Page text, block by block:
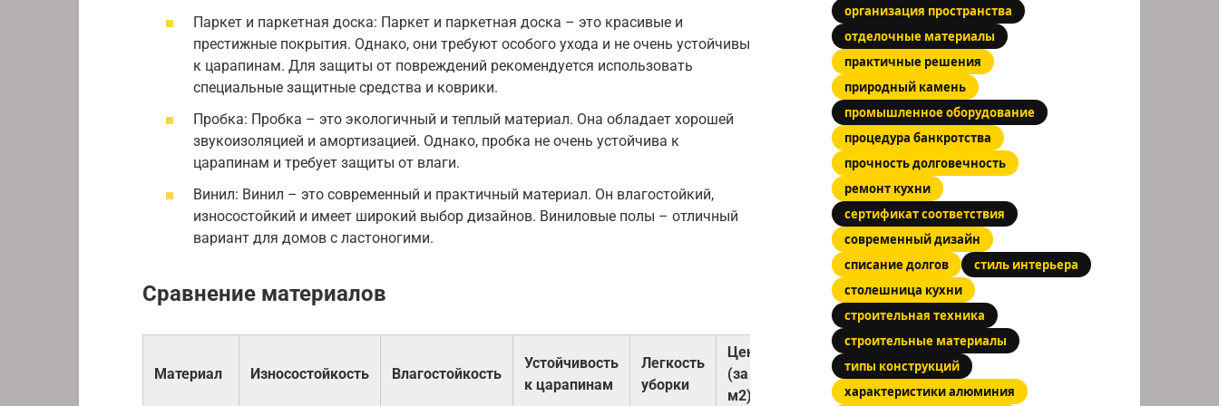
Паркет и паркетная доска: Паркет и паркетная доска – это красивые и
престижные покрытия. Однако, они требуют особого ухода и не очень устойчивы
к царапинам. Для защиты от повреждений рекомендуется использовать
специальные защитные средства и коврики.
Пробка: Пробка – это экологичный и теплый материал. Она обладает хорошей
звукоизоляцией и амортизацией. Однако, пробка не очень устойчива к
царапинам и требует защиты от влаги.
Винил: Винил – это современный и практичный материал. Он влагостойкий,
износостойкий и имеет широкий выбор дизайнов. Виниловые полы – отличный
вариант для домов с ластоногими.
Сравнение материалов
Материал Износостойкость Влагостойкость
Устойчивость
к царапинам
Легкость
уборки
Цена
(за
м2)
организация пространства
отделочные материалы
практичные решения
природный камень
промышленное оборудование
процедура банкротства
прочность долговечность
ремонт кухни
сертификат соответствия
современный дизайн
списание долгов
стиль интерьера
столешница кухни
строительная техника
строительные материалы
типы конструкций
характеристики алюминия